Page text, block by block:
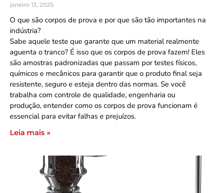
janeiro 13, 2025
O que são corpos de prova e por que são tão importantes na
indústria?
Sabe aquele teste que garante que um material realmente
aguenta o tranco? É isso que os corpos de prova fazem! Eles
são amostras padronizadas que passam por testes físicos,
químicos e mecânicos para garantir que o produto final seja
resistente, seguro e esteja dentro das normas. Se você
trabalha com controle de qualidade, engenharia ou
produção, entender como os corpos de prova funcionam é
essencial para evitar falhas e prejuízos.
Leia mais »